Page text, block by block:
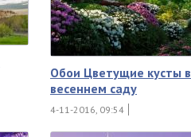
Обои Цветущие кусты в
весеннем саду
4-11-2016, 09:54